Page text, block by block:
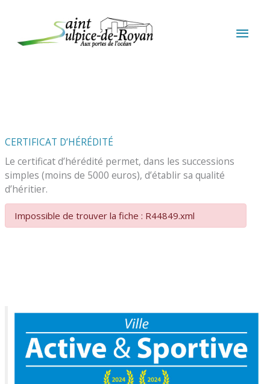
CERTIFICAT D’HÉRÉDITÉ
Le certificat d’hérédité permet, dans les successions
simples (moins de 5000 euros), d’établir sa qualité
d’héritier.
Impossible de trouver la fiche : R44849.xml